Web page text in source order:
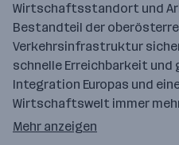
Wirtschaftsstandort und
Bestandteil der
Verkehrsinfrastruktur
schnelle Erreichbarkeit und
Integration Europas und
Wirtschaftswelt immer
Mehr anzeigen